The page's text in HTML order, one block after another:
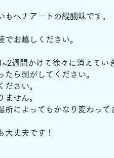
ヘナアートの醍醐味です。
でお越しください。
週間かけて徐々に消えてい
たら剥がしてください。
さい。
せん。
所によってもかなり変わって
大丈夫です！